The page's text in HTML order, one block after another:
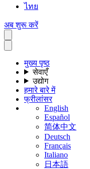
ไทย
अब शुरू करें
मुख्य पृष्ठ
सेवाएँ
उद्योग
हमारे बारे में
फ्रीलांसर
English
Español
简体中文
Deutsch
Français
Italiano
日本語